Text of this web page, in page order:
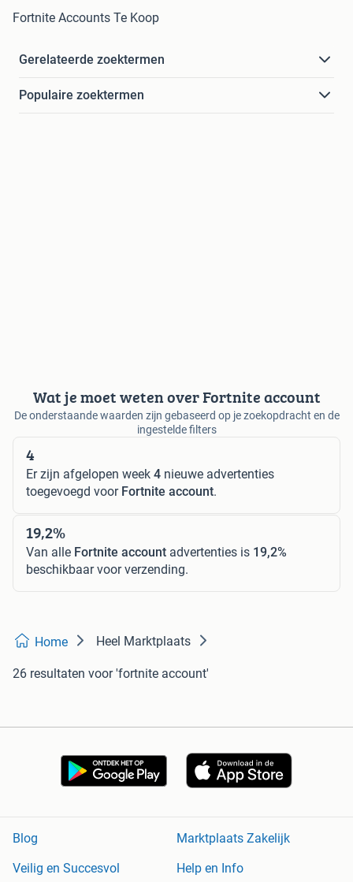
Fortnite Accounts Te Koop
Gerelateerde zoektermen
Populaire zoektermen
Wat je moet weten over Fortnite account
De onderstaande waarden zijn gebaseerd op je zoekopdracht en de
ingestelde filters
4
Er zijn afgelopen week 4 nieuwe advertenties
toegevoegd voor Fortnite account.
19,2%
Van alle Fortnite account advertenties is 19,2%
beschikbaar voor verzending.
Home Heel Marktplaats
26 resultaten voor 'fortnite account'
Blog
Marktplaats Zakelijk
Veilig en Succesvol
Help en Info